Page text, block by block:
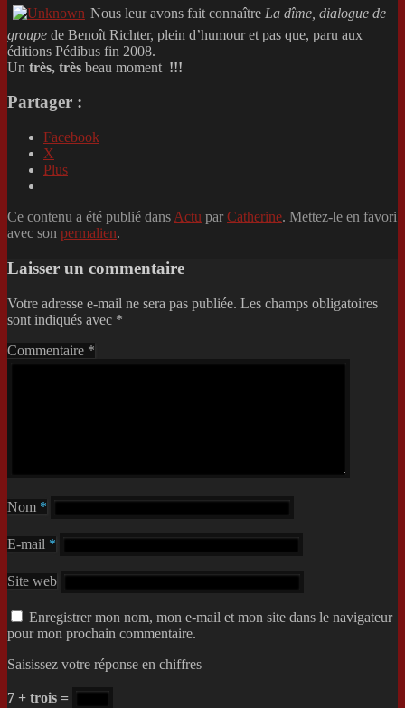
Nous leur avons fait connaître La dîme, dialogue de
groupe de Benoît Richter, plein d’humour et pas que, paru aux
éditions Pédibus fin 2008.
Un très, très beau moment !!!
Partager :
Facebook
X
Plus
Ce contenu a été publié dans Actu par Catherine. Mettez-le en favori
avec son permalien.
Laisser un commentaire
Votre adresse e-mail ne sera pas publiée. Les champs obligatoires
sont indiqués avec *
Commentaire *
Nom *
E-mail *
Site web
Enregistrer mon nom, mon e-mail et mon site dans le navigateur
pour mon prochain commentaire.
Saisissez votre réponse en chiffres
7 + trois =